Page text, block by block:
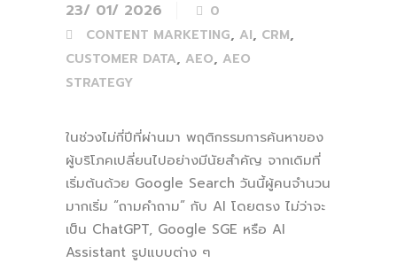
23/ 01/ 2026
0
CONTENT MARKETING, AI, CRM,
CUSTOMER DATA, AEO, AEO
STRATEGY
ในช่วงไม่กี่ปีที่ผ่านมา พฤติกรรมการค้นหาของ
ผู้บริโภคเปลี่ยนไปอย่างมีนัยสำคัญ จากเดิมที่
เริ่มต้นด้วย Google Search วันนี้ผู้คนจำนวน
มากเริ่ม “ถามคำถาม” กับ AI โดยตรง ไม่ว่าจะ
เป็น ChatGPT, Google SGE หรือ AI
Assistant รูปแบบต่าง ๆ